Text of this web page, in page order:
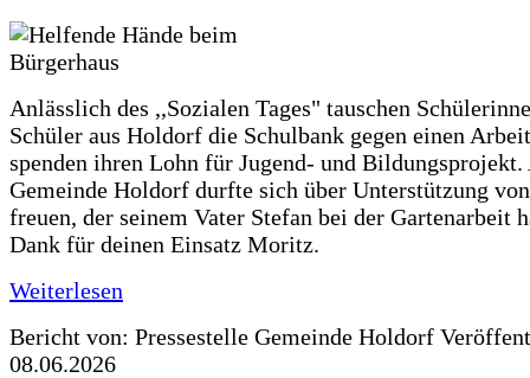
Anlässlich des ,,Sozialen Tages" tauschen
Schüler aus Holdorf die Schulbank gegen einen
spenden ihren Lohn für Jugend- und Bildungsprojekt.
Gemeinde Holdorf durfte sich über Unterstützung
freuen, der seinem Vater Stefan bei der Gartenarbeit
Dank für deinen Einsatz Moritz.
Weiterlesen
Bericht von: Pressestelle Gemeinde Holdorf
08.06.2026